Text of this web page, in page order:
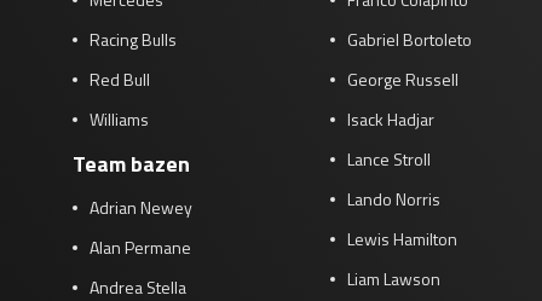
Racing Bulls
Red Bull
Williams
Team bazen
Adrian Newey
Alan Permane
Andrea Stella
Gabriel Bortoleto
George Russell
Isack Hadjar
Lance Stroll
Lando Norris
Lewis Hamilton
Liam Lawson